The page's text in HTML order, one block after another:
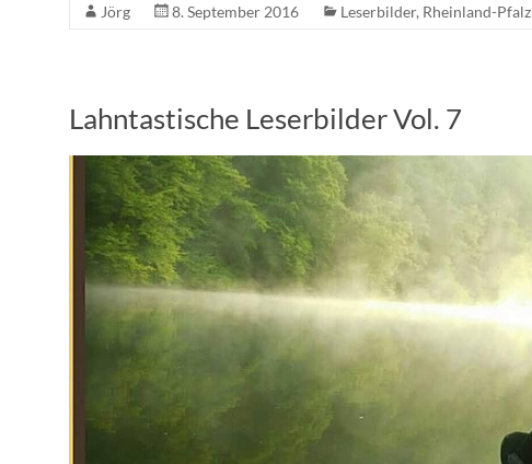
Jörg 8. September 2016 Leserbilder, Rheinland-Pfalz
Lahntastische Leserbilder Vol. 7